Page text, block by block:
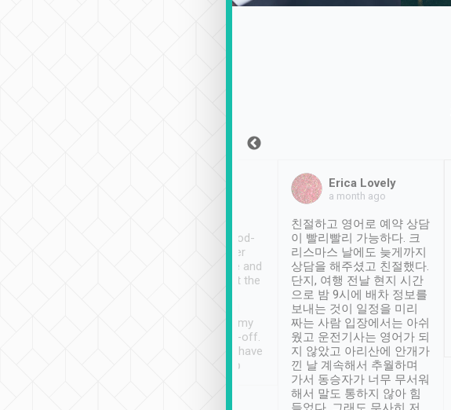
service, vehicles in good-
condition and the driver
service was awesome and
thoughtful. Driver went the
have safely arrived at my
destination after drop-off.
Definitely something I have
not seen elsewhere 👍
Erica Lovely
a month ago
친절하고 영어로 예약 상담
이 빨리빨리 가능하다. 크
리스마스 날에도 늦게까지
상담을 해주셨고 친절했다.
단지, 여행 전날 현지 시간
으로 밤 9시에 배차 정보를
보내는 것이 일정을 미리
짜는 사람 입장에서는 아쉬
웠고 운전기사는 영어가 되
지 않았고 아리산에 안개가
낀 날 계속해서 추월하며
가서 동승자가 너무 무서워
해서 말도 통하지 않아 힘